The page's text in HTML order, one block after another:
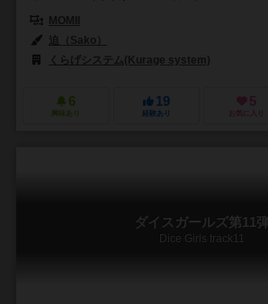
MOMII
迫（Sako）
くらげシステム(Kurage system)
6
興味あり
19
経験あり
5
お気に入り
ダイスガールズ第11弾
Dice Girls track11